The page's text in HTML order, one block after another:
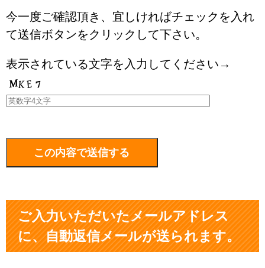
今一度ご確認頂き、宜しければチェックを入れ
て送信ボタンをクリックして下さい。
表示されている文字を入力してください→
ご入力いただいたメールアドレス
に、自動返信メールが送られます。